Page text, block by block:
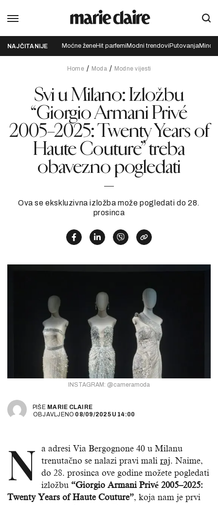
NAJČITANIJE Moćne ženeHit parfemi Modni trendovi Putovanja
Home Moda Modne vijesti
Svi u Milano: Izložbu
“Giorgio Armani Privé
2005–2025: Twenty Years of
Haute Couture” treba
obavezno pogledati
Ova se ekskluzivna izložba može pogledati do 28.
prosinca
INSTAGRAM: @cameramoda
PIŠE MARIE CLAIRE
OBJAVLJENO 08/09/2025 U 14:00
N
a adresi Via Bergognone 40 u Milanu
trenutačno se nalazi pravi mali raj. Naime,
do 28. prosinca ove godine možete pogledati
izložbu “Giorgio Armani Privé 2005–2025:
Twenty Years of Haute Couture”, koja nam je prvi